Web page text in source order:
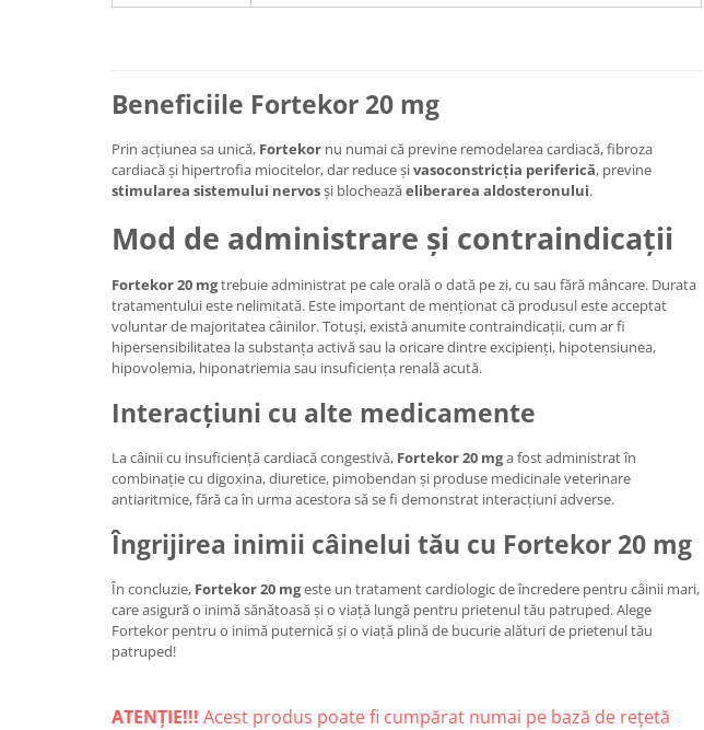
Beneficiile Fortekor 20 mg
Prin acțiunea sa unică, Fortekor nu numai că previne remodelarea cardiacă, fibroza
cardiacă și hipertrofia miocitelor, dar reduce șivasoconstricția periferică, previne
stimularea sistemului nervosși blocheazăeliberarea aldosteronului.
Mod de administrare și contraindicații
Fortekor 20 mgtrebuie administrat pe cale orală o dată pe zi, cu sau fără mâncare. Durata
tratamentului este nelimitată. Este important de menționat că produsul este acceptat
voluntar de majoritatea câinilor. Totuși, există anumite contraindicații, cum ar fi
hipersensibilitatea la substanța activă sau la oricare dintre excipienți, hipotensiunea,
hipovolemia, hiponatriemia sau insuficiența renală acută.
Interacțiuni cu alte medicamente
La câinii cu insuficiență cardiacă congestivă, Fortekor 20 mga fost administrat în
combinație cu digoxina, diuretice, pimobendan și produse medicinale veterinare
antiaritmice, fără ca în urma acestora să se fi demonstrat interacțiuni adverse.
Îngrijirea inimii câinelui tău cu Fortekor 20 mg
În concluzie, Fortekor 20 mgeste un tratament cardiologic de încredere pentru câinii mari,
care asigură o inimă sănătoasă și o viață lungă pentru prietenul tău patruped. Alege
Fortekor pentru o inimă puternică și o viață plină de bucurie alături de prietenul tău
patruped!
ATENȚIE!!! Acest produs poate fi cumpărat numai pe bază de rețetă